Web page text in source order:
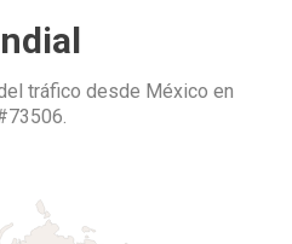
tráfico desde México en